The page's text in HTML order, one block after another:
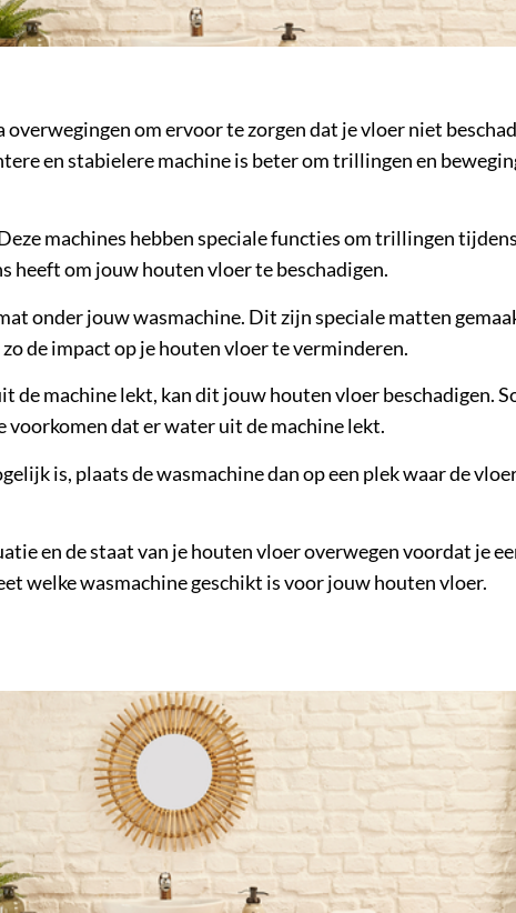
om ervoor te zorgen dat je vloer niet
en stabielere machine is beter om trillingen en
machines hebben speciale functies om trillingen
heeft om jouw houten vloer te beschadigen.
onder jouw wasmachine. Dit zijn speciale matten
de impact op je houten vloer te verminderen.
de machine lekt, kan dit jouw houten vloer beschadigen.
dat er water uit de machine lekt.
is, plaats de wasmachine dan op een plek waar de
en de staat van je houten vloer overwegen voordat je
welke wasmachine geschikt is voor jouw houten vloer.